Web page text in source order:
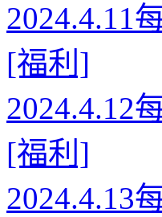
2024.4.11
[福利]
2024.4.12
[福利]
2024.4.13